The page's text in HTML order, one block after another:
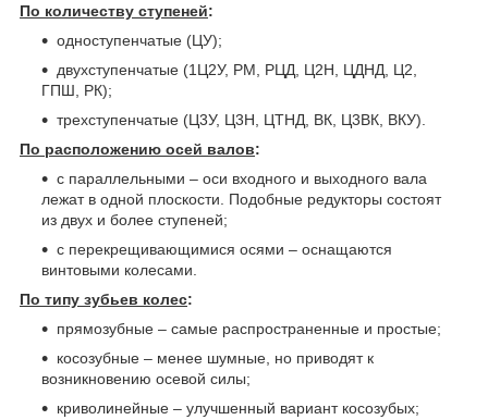
По количеству ступеней:
одноступенчатые (ЦУ);
двухступенчатые (1Ц2У, РМ, РЦД, Ц2Н, ЦДНД, Ц2,
ГПШ, РК);
трехступенчатые (Ц3У, Ц3Н, ЦТНД, ВК, Ц3ВК, ВКУ).
По расположению осей валов:
с параллельными – оси входного и выходного вала
лежат в одной плоскости. Подобные редукторы состоят
из двух и более ступеней;
с перекрещивающимися осями – оснащаются
винтовыми колесами.
По типу зубьев колес:
прямозубные – самые распространенные и простые;
косозубные – менее шумные, но приводят к
возникновению осевой силы;
криволинейные – улучшенный вариант косозубых;